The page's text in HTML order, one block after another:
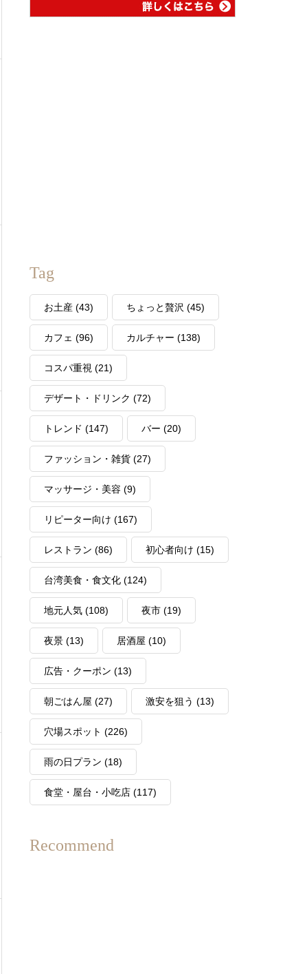
Tag
お土産 (43) ちょっと贅沢 (45)
カフェ (96) カルチャー (138)
コスパ重視 (21)
デザート・ドリンク (72)
トレンド (147) バー (20)
ファッション・雑貨 (27)
マッサージ・美容 (9)
リピーター向け (167)
レストラン (86) 初心者向け (15)
台湾美食・食文化 (124)
地元人気 (108) 夜市 (19)
夜景 (13) 居酒屋 (10)
広告・クーポン (13)
朝ごはん屋 (27) 激安を狙う (13)
穴場スポット (226)
雨の日プラン (18)
食堂・屋台・小吃店 (117)
Recommend